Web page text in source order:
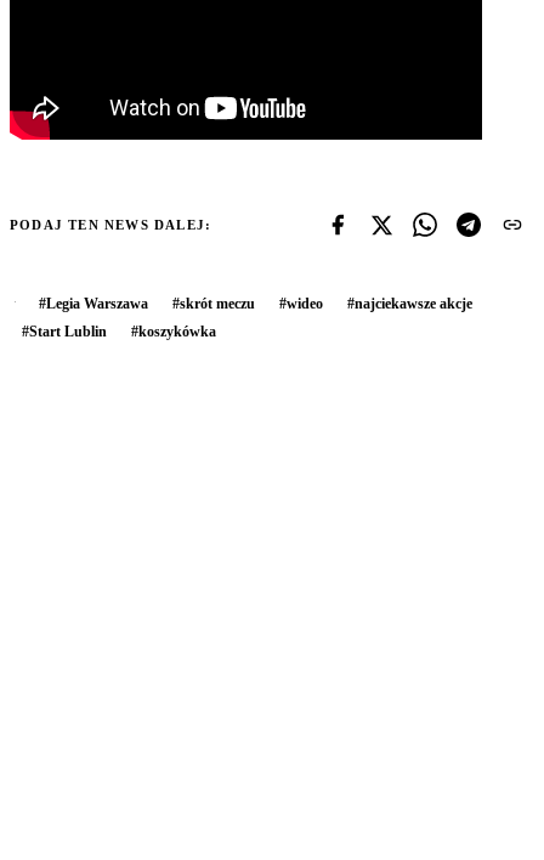
PODAJ TEN NEWS DALEJ:
#Legia Warszawa #skrót meczu #wideo #najciekawsze akcje
#Start Lublin #koszykówka